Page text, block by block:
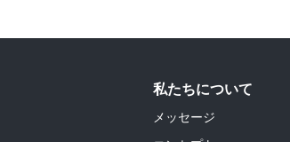
私たちについて
メッセージ